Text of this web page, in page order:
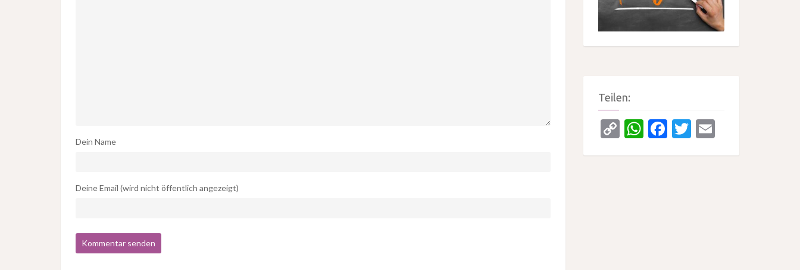
Dein Name
Deine Email (wird nicht öffentlich angezeigt)
Teilen:
CopyWhatsApp
Facebook
Twitter
Email